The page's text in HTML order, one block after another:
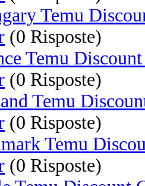
Temu
(0 Risposte)
Temu
(0 Risposte)
Temu
(0 Risposte)
Temu
(0 Risposte)